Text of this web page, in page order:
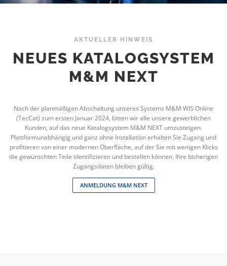
AKTUELLER HINWEIS
NEUES KATALOGSYSTEM
M&M NEXT
Nach der planmäßigen Abschaltung unseres Systems M&M WIS Online
(TecCat) zum ersten Januar 2024, bitten wir alle unsere gewerblichen
Kunden, auf das neue Katalogsystem M&M NEXT umzusteigen.
Plattformunabhängig und ganz ohne Installation erhalten Sie Zugang und
profitieren von einer modernen Oberfläche, auf der Sie mit wenigen Klicks
die gewünschten Teile identifizieren und bestellen können. Ihre bisherigen
Zugangsdaten bleiben gültig.
ANMELDUNG M&M NEXT